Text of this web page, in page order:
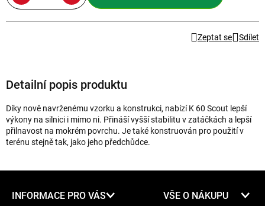
Zeptat se Sdílet
Detailní popis produktu
Díky nově navrženému vzorku a konstrukci, nabízí K 60 Scout lepší
výkony na silnici i mimo ni. Přináší vyšší stabilitu v zatáčkách a lepší
přilnavost na mokrém povrchu. Je také konstruován pro použití v
terénu stejně tak, jako jeho předchůdce.
INFORMACE PRO VÁS VŠE O NÁKUPU